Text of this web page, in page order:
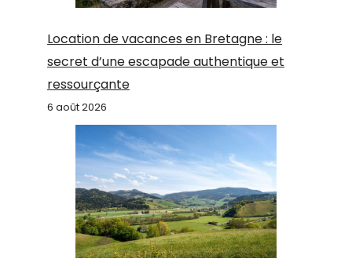
Location de vacances en Bretagne : le
secret d’une escapade authentique et
ressourçante
6 août 2026